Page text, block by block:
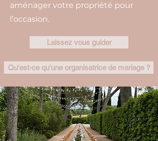
aménager votre propriété pour
l’occasion.
Laissez vous guider
Qu'est-ce qu'une organisatrice de mariage ?